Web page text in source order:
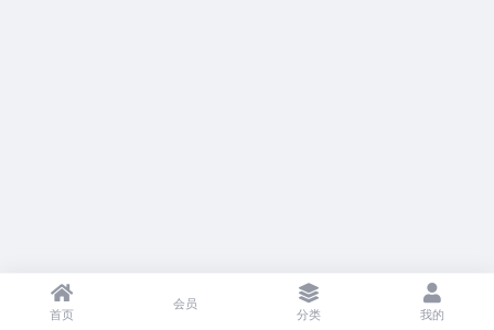
首页
会员
分类 我的